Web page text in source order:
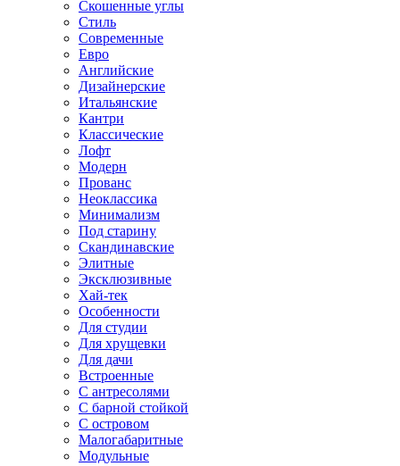
Скошенные углы
Стиль
Современные
Евро
Английские
Дизайнерские
Итальянские
Кантри
Классические
Лофт
Модерн
Прованс
Неоклассика
Минимализм
Под старину
Скандинавские
Элитные
Эксклюзивные
Хай-тек
Особенности
Для студии
Для хрущевки
Для дачи
Встроенные
С антресолями
С барной стойкой
С островом
Малогабаритные
Модульные